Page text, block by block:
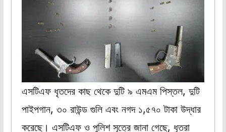
এসটিএফ ধৃতদের কাছ থেকে দুটি ৯ এমএম পিস্তল, দুটি
পাইপগান, ৩০ রাউন্ড গুলি এবং নগদ ১,৫৭০ টাকা উদ্ধার
করেছে। এসটিএফ ও পুলিশ সূত্রে জানা গেছে, ধৃতরা